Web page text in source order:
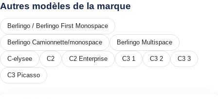
Autres modèles de la marque
Berlingo / Berlingo First Monospace
Berlingo Camionnette/monospace Berlingo Multispace
C-elysee C2 C2 Enterprise C3 1 C3 2 C3 3
C3 Picasso